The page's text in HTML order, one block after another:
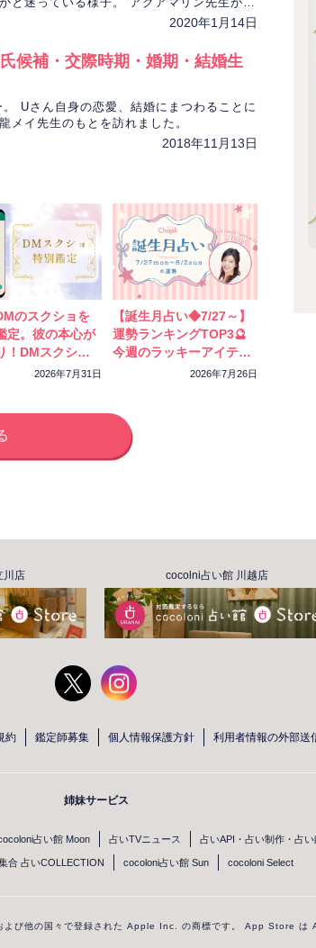
2020年1月14日
候補・交際時期・婚期・結婚生
Uさん自身の恋愛、結婚にまつわることに
メイ先生のもとを訪れました。
2018年11月13日
のスクショを
定。彼の本心が
！DMスクショ
をスタートしま
2026年7月31日
【誕生月占い◆7/27～】
運勢ランキングTOP3🔮
今週のラッキーアイテム
2026年7月26日
川店 cocolni占い館 川越店
約 鑑定師募集 個人情報保護方針 利用者情報の外部送
姉妹サービス
占い館 Moon 占いTVニュース 占いAPI・占い制作・占
合 占いCOLLECTION cocoloni占い館 Sun cocoloni Select
他の国々で登録された Apple Inc. の商標です。 App Store は